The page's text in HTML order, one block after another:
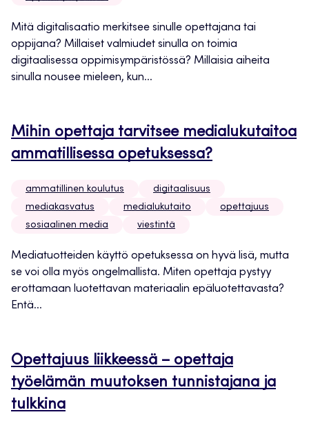
Mitä digitalisaatio merkitsee sinulle opettajana tai
oppijana? Millaiset valmiudet sinulla on toimia
digitaalisessa oppimisympäristössä? Millaisia aiheita
sinulla nousee mieleen, kun...
Mihin opettaja tarvitsee medialukutaitoa
ammatillisessa opetuksessa?
ammatillinen koulutus
digitaalisuus
mediakasvatus
medialukutaito
opettajuus
sosiaalinen media
viestintä
Mediatuotteiden käyttö opetuksessa on hyvä lisä, mutta
se voi olla myös ongelmallista. Miten opettaja pystyy
erottamaan luotettavan materiaalin epäluotettavasta?
Entä...
Opettajuus liikkeessä – opettaja
työelämän muutoksen tunnistajana ja
tulkkina